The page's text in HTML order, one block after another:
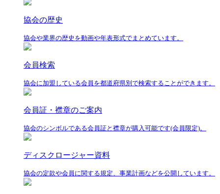
協会の歴史
協会や業界の歴史を動画や年表形式でまとめています。
会員検索
協会に加盟している会員を都道府県別で検索することができます。
会員証・襟章のご案内
協会のシンボルである会員証と襟章が購入可能です(会員限定)。
ディスクロージャー資料
協会の定款や会員に関する規定、事業計画などを公開しています。